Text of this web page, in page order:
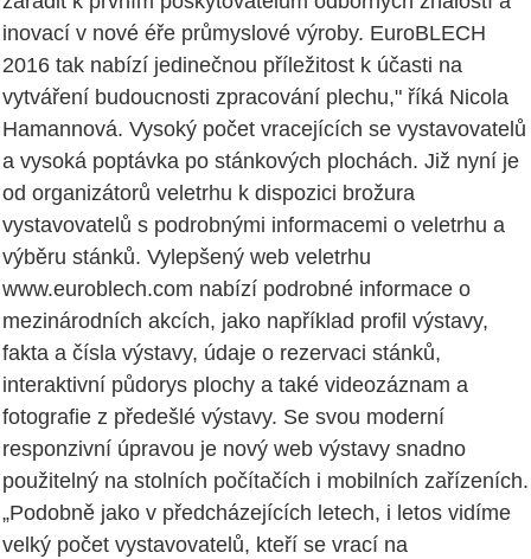
inovací v nové éře průmyslové výroby. EuroBLECH
2016 tak nabízí jedinečnou příležitost k účasti na
vytváření budoucnosti zpracování plechu," říká Nicola
Hamannová. Vysoký počet vracejících se vystavovatelů
a vysoká poptávka po stánkových plochách. Již nyní je
od organizátorů veletrhu k dispozici brožura
vystavovatelů s podrobnými informacemi o veletrhu a
výběru stánků. Vylepšený web veletrhu
www.euroblech.com nabízí podrobné informace o
mezinárodních akcích, jako například profil výstavy,
fakta a čísla výstavy, údaje o rezervaci stánků,
interaktivní půdorys plochy a také videozáznam a
fotografie z předešlé výstavy. Se svou moderní
responzivní úpravou je nový web výstavy snadno
použitelný na stolních počítačích i mobilních zařízeních.
„Podobně jako v předcházejících letech, i letos vidíme
velký počet vystavovatelů, kteří se vrací na